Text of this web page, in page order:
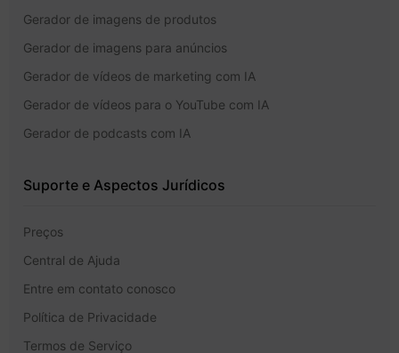
Gerador de imagens de produtos
Gerador de imagens para anúncios
Gerador de vídeos de marketing com IA
Gerador de vídeos para o YouTube com IA
Gerador de podcasts com IA
Suporte e Aspectos Jurídicos
Preços
Central de Ajuda
Entre em contato conosco
Política de Privacidade
Termos de Serviço